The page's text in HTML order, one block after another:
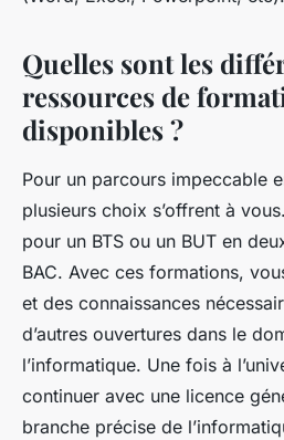
Quelles sont les
ressources de
disponibles ?
Pour un parcours impeccable
plusieurs choix s’offrent à
pour un BTS ou un BUT en
BAC. Avec ces formations,
et des connaissances
d’autres ouvertures dans le
l’informatique. Une fois à
continuer avec une licence
branche précise de